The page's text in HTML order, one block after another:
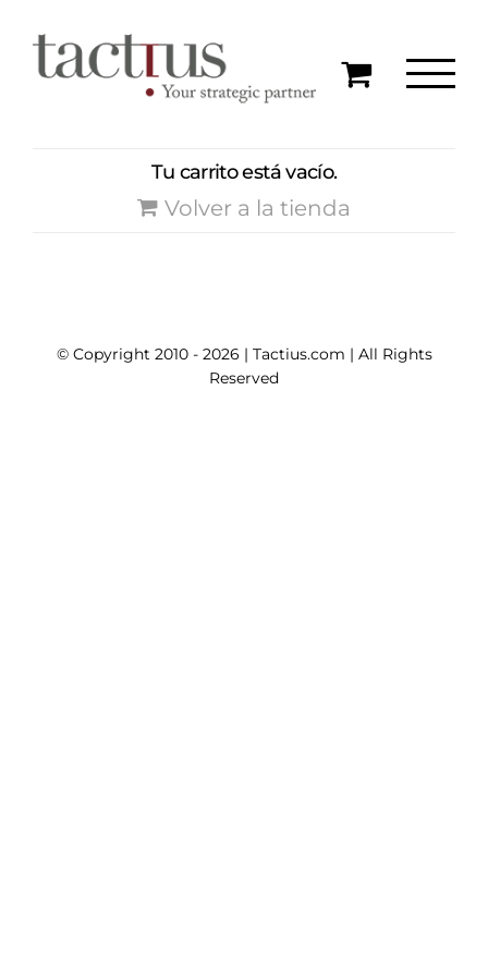
Tu carrito está vacío.
Volver a la tienda
© Copyright 2010 - 2026 | Tactius.com | All Rights
Reserved